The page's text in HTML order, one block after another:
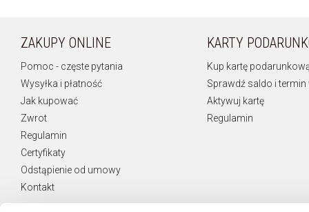
ZAKUPY ONLINE
Pomoc - częste pytania
Wysyłka i płatność
Jak kupować
Zwrot
Regulamin
Certyfikaty
Odstąpienie od umowy
Kontakt
KARTY
Kup kartę
Sprawdź saldo i
Aktywuj kartę
Regulamin